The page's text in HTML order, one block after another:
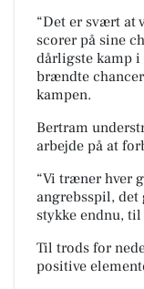
“Det er svært at
scorer på sine
dårligste kamp i
brændte
kampen.
Bertram
arbejde på at
“Vi træner hver
angrebsspil, det
stykke endnu,
Til trods for
positive